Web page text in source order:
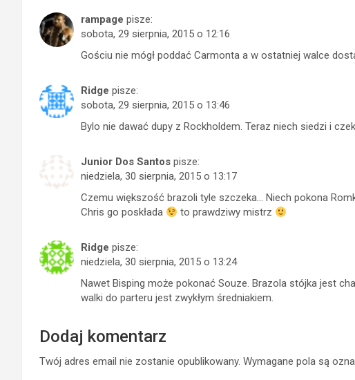
rampage pisze:
sobota, 29 sierpnia, 2015 o 12:16
Gościu nie mógł poddać Carmonta a w ostatniej walce
Ridge pisze:
sobota, 29 sierpnia, 2015 o 13:46
Bylo nie dawać dupy z Rockholdem. Teraz niech siedzi i
Junior Dos Santos pisze:
niedziela, 30 sierpnia, 2015 o 13:17
Czemu większość brazoli tyle szczeka… Niech pokona
Chris go poskłada
to prawdziwy mistrz
Ridge pisze:
niedziela, 30 sierpnia, 2015 o 13:24
Nawet Bisping może pokonać Souze. Brazola stójka jest
walki do parteru jest zwykłym średniakiem.
Dodaj komentarz
Twój adres email nie zostanie opublikowany. Wymagane pola są